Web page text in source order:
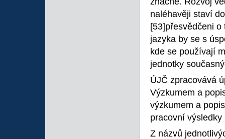
naléhavěji staví
[53]přesvědčeni
jazyka by se s
kde se používají
jednotky
ÚJČ zpracovává
Výzkumem a
výzkumem a
pracovní
Z názvů